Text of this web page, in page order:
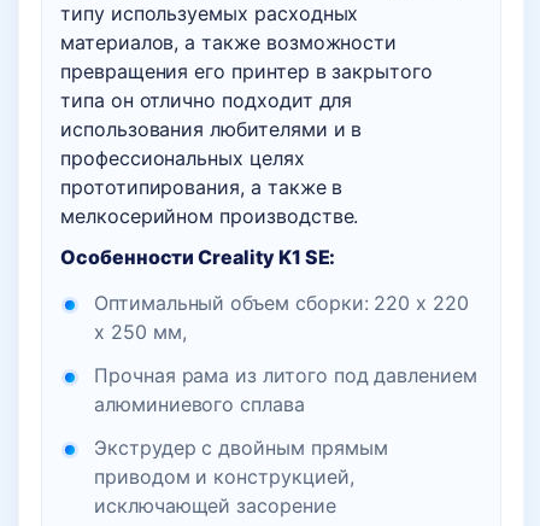
типу используемых расходных
материалов, а также возможности
превращения его принтер в закрытого
типа он отлично подходит для
использования любителями и в
профессиональных целях
прототипирования, а также в
мелкосерийном производстве.
Особенности Creality K1 SE:
Оптимальный объем сборки: 220 x 220
x 250 мм,
Прочная рама из литого под давлением
алюминиевого сплава
Экструдер с двойным прямым
приводом и конструкцией,
исключающей засорение